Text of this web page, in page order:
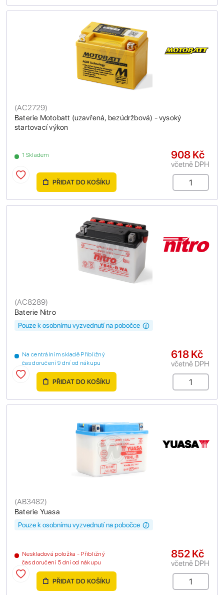
Baterie Motobatt (uzavřená, bezúdržbová) - vysoký
startovací výkon
(AC2729)
1 Skladem 908 Kč
včetně DPH
PŘIDAT DO KOŠÍKU
Baterie Nitro
(AC8289)
Na centrálním skladě Přibližný
čas doručení 9 dní od nákupu
Pouze k osobnímu vyzvednutí na pobočce
618 Kč
včetně DPH
PŘIDAT DO KOŠÍKU
Baterie Yuasa
(AB3482)
Neskladová položka - Přibližný
čas doručení 5 dní od nákupu
Pouze k osobnímu vyzvednutí na pobočce
852 Kč
včetně DPH
PŘIDAT DO KOŠÍKU